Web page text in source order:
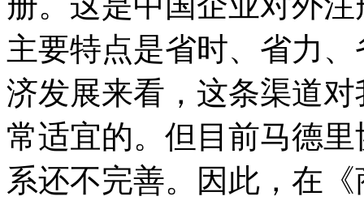
主要特点是省时、省力
济发展来看，这条渠道
常适宜的。但目前马德
系还不完善。因此，在